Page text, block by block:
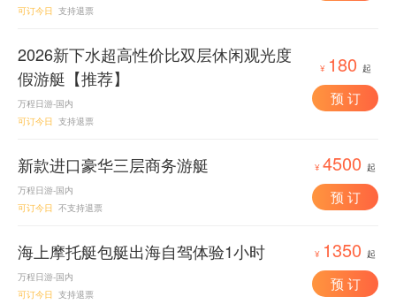
可订今日 支持退票
2026新下水超高性价比双层休闲观光度
假游艇【推荐】
万程日游-国内
可订今日 支持退票
¥ 180 起
预 订
新款进口豪华三层商务游艇
万程日游-国内
可订今日 不支持退票
¥ 4500 起
预 订
海上摩托艇包艇出海自驾体验1小时
万程日游-国内
可订今日 支持退票
¥ 1350 起
预 订